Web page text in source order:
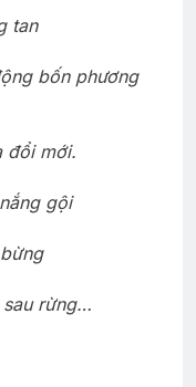
tan
bốn phương
đổi mới.
gội
sau rừng…